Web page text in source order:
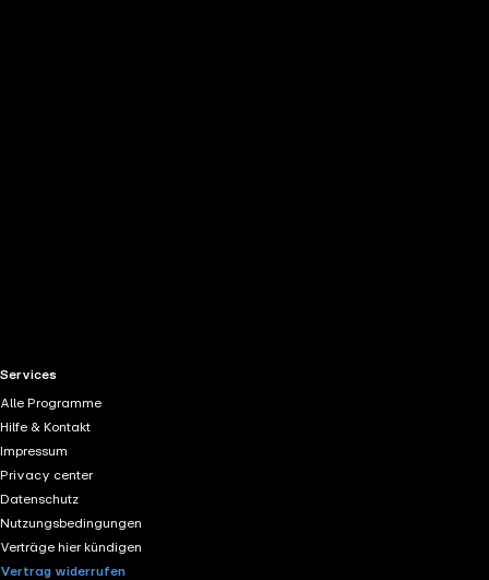
RTL+ useful links.
Services
Alle Programme
Hilfe & Kontakt
Impressum
Privacy center
Datenschutz
Nutzungsbedingungen
Verträge hier kündigen
Vertrag widerrufen